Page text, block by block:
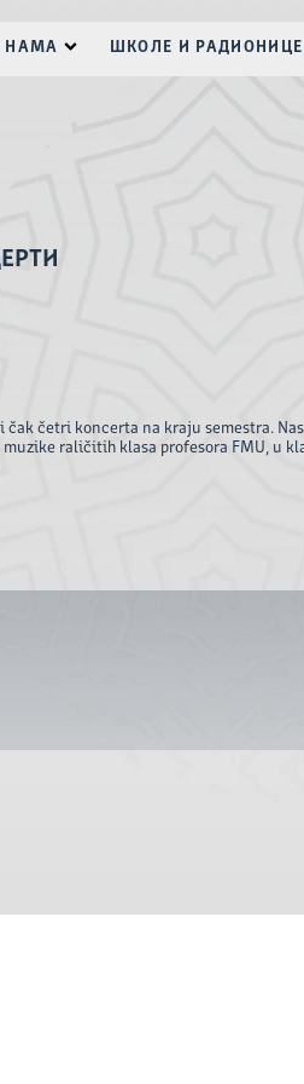
НАМА ШКОЛЕ И РАДИОНИЦЕ
četri koncerta na kraju semestra.
raličitih klasa profesora FMU, u